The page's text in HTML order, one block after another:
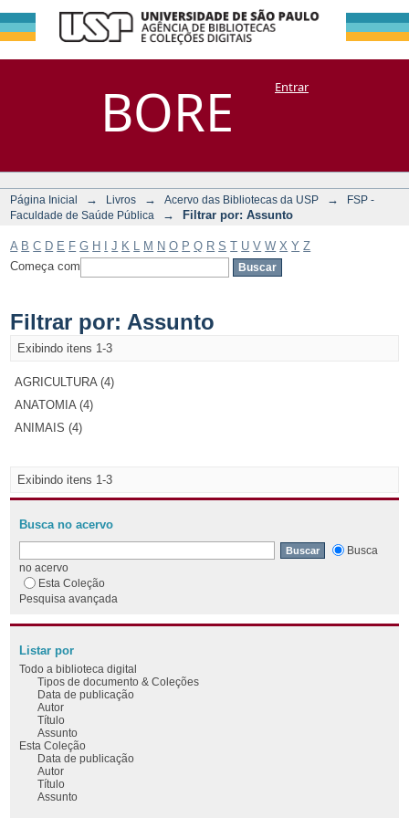
BORE
Filtrar por:
Assunto
DSpace/Manakin + CoriscoEntrar
Página Inicial → Livros → Acervo das Bibliotecas da USP →
FSP -
Faculdade de Saúde Pública
→ Filtrar por: Assunto
A B C D E F G H J K M N O P Q R S T U V W X Y Z
Começa com
Filtrar por: Assunto
Exibindo itens 1-3
AGRICULTURA (4)
ANATOMIA (4)
ANIMAIS (4)
Exibindo itens 1-3
Busca no acervo
Busca
no acervo
Esta Coleção
Pesquisa avançada
Listar por
Todo a biblioteca digital
Tipos de documento & Coleções
Data de publicação
Autor
Título
Assunto
Esta Coleção
Data de publicação
Autor
Título
Assunto